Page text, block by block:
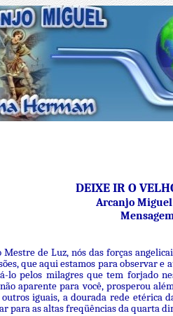
DEIXE IR O
Arcanjo
Mestre de Luz, nós das forças
que aqui estamos para observar
lo pelos milagres que tem forjado
aparente para você, prosperou
outros iguais, a dourada rede etérica
para as altas freqüências da quarta